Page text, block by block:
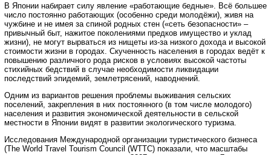
В Японии набирает силу явление «работающие бедные». Всё большее
число постоянно работающих (особенно среди молодёжи), живя на
чужбине и не имея за спиной родных стен («сеть безопасности» –
привычный быт, нажитое поколениями предков имущество и уклад
жизни), не могут вырваться из нищеты из-за низкого дохода и высокой
стоимости жизни в городах. Скученность населения в городах ведёт к
повышению различного рода рисков в условиях высокой частоты
стихийных бедствий в случае необходимости ликвидации
последствий эпидемий, землетрясений, наводнений.
Одним из вариантов решения проблемы выживания сельских
поселений, закрепления в них постоянного (в том числе молодого)
населения и развития экономической деятельности в сельской
местности в Японии видят в развитии экологического туризма.
Исследования Международной организации туристического бизнеса
(The World Travel Tourism Council (WTTC) показали, что масштабы